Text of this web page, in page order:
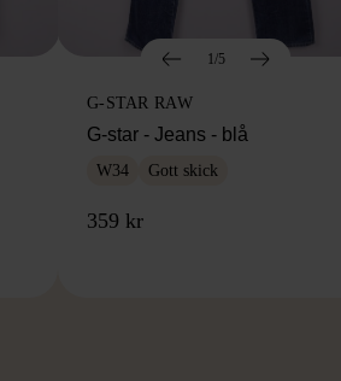
1/5
G-STAR RAW
G-star - Jeans - blå
W34 Gott skick
359 kr